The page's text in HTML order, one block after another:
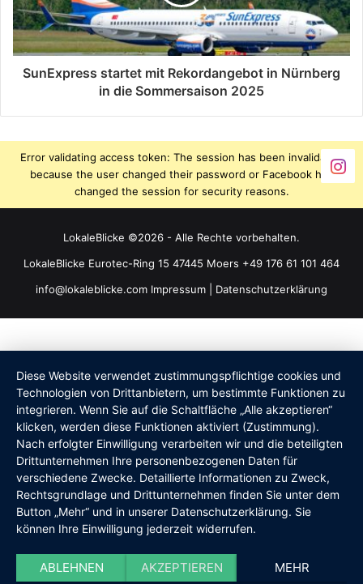
SunExpress startet mit Rekordangebot in Nürnberg
in die Sommersaison 2025
Error validating access token: The session has been invalidated
because the user changed their password or Facebook has
changed the session for security reasons.
LokaleBlicke ©2026 - Alle Rechte vorbehalten.
LokaleBlicke Eurotec-Ring 15 47445 Moers +49 176 61 101 464
info@lokaleblicke.com Impressum Datenschutzerklärung
Diese Website verwendet zustimmungspflichtige cookies und
Technologien von Drittanbietern, um bestimmte Funktionen zu
integrieren. Wenn Sie auf die Schaltfläche „Alle akzeptieren“
klicken, werden diese Funktionen aktiviert (Zustimmung).
Nach erfolgter Einwilligung verarbeiten wir und die beteiligten
Drittunternehmen Ihre personenbezogenen Daten für
verschiedene Zwecke. Detaillierte Informationen zu Zweck,
Rechtsgrundlage und Drittunternehmen finden Sie unter dem
Button „Mehr“ und in unserer Datenschutzerklärung. Sie
können Ihre Einwilligung jederzeit widerrufen.
ABLEHNEN AKZEPTIEREN MEHR